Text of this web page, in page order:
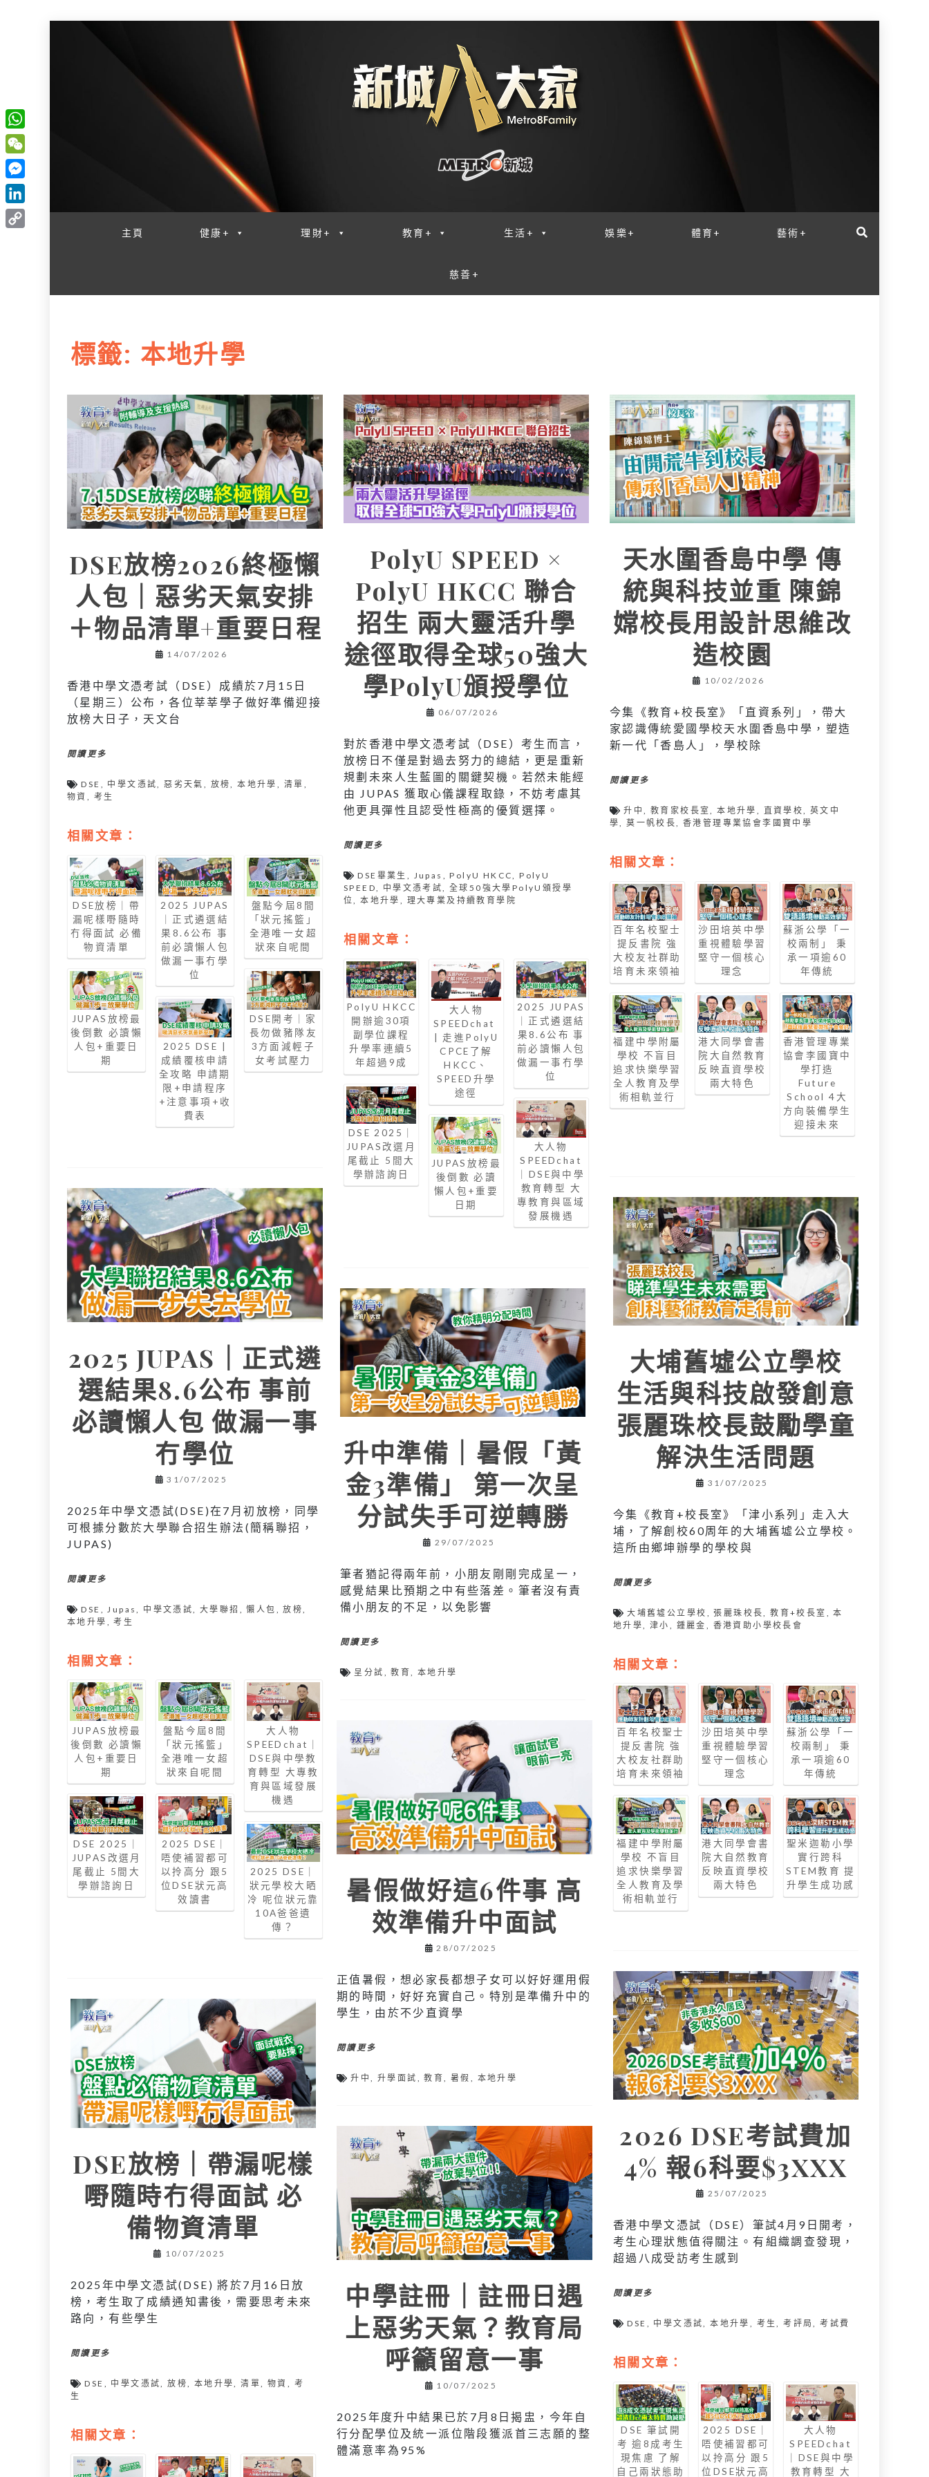
主頁 健康+ 理財+ 教育+ 生活+ 娛樂+ 體育+ 藝術+
慈善+
標籤: 本地升學
DSE放榜2026終極懶
人包｜惡劣天氣安排
＋物品清單+重要日程
14/07/2026
香港中學文憑考試（DSE）成績於7月15日
（星期三）公布，各位莘莘學子做好準備迎接
放榜大日子，天文台
閱讀更多
DSE , 中學文憑試,惡劣天氣 , 放榜,本地升學 , 清單 ,
物資 , 考生
相關文章：
DSE放榜｜帶
漏呢樣嘢隨時
冇得面試 必備
物資清單
JUPAS放榜最
後倒數 必讀懶
人包+重要日
期
2025 JUPAS
｜正式遴選結
果8.6公布 事
前必讀懶人包
做漏一事冇學
位
2025 DSE |
成績覆核申請
全攻略 申請期
限+申請程序
+注意事項+收
費表
盤點今屆8間
「狀元搖籃」
全港唯一女超
狀來自呢間
DSE開考｜家
長勿做豬隊友
3方面減輕子
女考試壓力
PolyU SPEED ×
PolyU HKCC 聯合
招生 兩大靈活升學
途徑取得全球50強大
學PolyU頒授學位
06/07/2026
對於香港中學文憑考試（DSE）考生而言，
放榜日不僅是對過去努力的總結，更是重新
規劃未來人生藍圖的關鍵契機。若然未能經
由 JUPAS 獲取心儀課程取錄，不妨考慮其
他更具彈性且認受性極高的優質選擇。
閱讀更多
DSE畢業生 , Jupas ,PolyU HKCC,PolyU
SPEED, 中學文憑考試, 全球50強大學PolyU頒授學
位,本地升學 , 理大專業及持續教育學院
相關文章：
PolyU HKCC
開辦逾30項
副學位課程
升學率連續5
年超過9成
DSE 2025｜
JUPAS改選月
尾截止 5間大
學辦諮詢日
大人物
SPEEDchat
| 走進PolyU
CPCE了解
HKCC、
SPEED升學
途徑
JUPAS放榜最
後倒數 必讀
懶人包+重要
日期
2025 JUPAS
｜正式遴選結
果8.6公布 事
前必讀懶人包
做漏一事冇學
位
大人物
SPEEDchat
｜DSE與中學
教育轉型 大
專教育與區域
發展機遇
天水圍香島中學 傳
統與科技並重 陳錦
嫦校長用設計思維改
造校園
10/02/2026
今集《教育+校長室》「直資系列」，帶大
家認識傳統愛國學校天水圍香島中學，塑造
新一代「香島人」，學校除
閱讀更多
升中, 教育家校長室,本地升學 , 直資學校, 英文中
學,莫一帆校長, 香港管理專業協會李國寶中學
相關文章：
百年名校聖士
提反書院 強
大校友社群助
培育未來領袖
福建中學附屬
學校 不盲目
追求快樂學習
全人教育及學
術相軌並行
沙田培英中學
重視體驗學習
堅守一個核心
理念
港大同學會書
院大自然教育
反映直資學校
兩大特色
蘇浙公學「一
校兩制」 秉
承一項逾60
年傳統
香港管理專業
協會李國寶中
學打造
Future
School 4大
方向裝備學生
迎接未來
2025 JUPAS｜正式遴
選結果8.6公布 事前
必讀懶人包 做漏一事
冇學位
31/07/2025
2025年中學文憑試(DSE)在7月初放榜，同學
可根據分數於大學聯合招生辦法(簡稱聯招，
JUPAS)
閱讀更多
DSE Jupas 中學文憑試 ,大學聯招 ,懶人包 ,放榜
本地升學
,考生
相關文章：
JUPAS放榜最
後倒數 必讀懶
人包+重要日
期
DSE 2025｜
JUPAS改選月
尾截止 5間大
學辦諮詢日
盤點今屆8間
「狀元搖籃」
全港唯一女超
狀來自呢間
2025 DSE｜
唔使補習都可
以拎高分 跟5
位DSE狀元高
效讀書
大人物
SPEEDchat｜
DSE與中學教
育轉型 大專教
育與區域發展
機遇
2025 DSE｜
狀元學校大晒
冷 呢位狀元靠
10A爸爸遺
傳？
大埔舊墟公立學校
生活與科技啟發創意
張麗珠校長鼓勵學童
解決生活問題
31/07/2025
今集《教育+校長室》「津小系列」走入大
埔，了解創校60周年的大埔舊墟公立學校。
這所由鄉坤辦學的學校與
閱讀更多
大埔舊墟公立學校 ,張麗珠校長 ,教育+校長室 ,本
地升學
津小 鍾麗金 香港資助小學校長會
相關文章：
百年名校聖士
提反書院 強
大校友社群助
培育未來領袖
福建中學附屬
學校 不盲目
追求快樂學習
全人教育及學
術相軌並行
沙田培英中學
重視體驗學習
堅守一個核心
理念
港大同學會書
院大自然教育
反映直資學校
兩大特色
蘇浙公學「一
校兩制」 秉
承一項逾60
年傳統
聖米迦勒小學
實行跨科
STEM教育 提
升學生成功感
升中準備｜暑假「黃
金3準備」 第一次呈
分試失手可逆轉勝
29/07/2025
筆者猶記得兩年前，小朋友剛剛完成呈一，
感覺結果比預期之中有些落差。筆者沒有責
備小朋友的不足，以免影響
閱讀更多
呈分試 ,教育 本地升學
暑假做好這6件事 高
效準備升中面試
28/07/2025
正值暑假，想必家長都想子女可以好好運用假
期的時間，好好充實自己。特別是準備升中的
學生，由於不少直資學
閱讀更多
升中 升學面試 ,教育 ,暑假 本地升學
2026 DSE考試費加
4% 報6科要$3XXX
25/07/2025
香港中學文憑試（DSE）筆試4月9日開考，
考生心理狀態值得關注。有組織調查發現，
超過八成受訪考生感到
閱讀更多
DSE , 中學文憑試,本地升學 , 考生,考評局,考試費
相關文章：
DSE 筆試開
考 逾8成考生
現焦慮 了解
自己兩狀態助
2025 DSE｜
唔使補習都可
以拎高分 跟5
位DSE狀元高
大人物
SPEEDchat
｜DSE與中學
教育轉型 大
DSE放榜｜帶漏呢樣
嘢隨時冇得面試 必
備物資清單
10/07/2025
2025年中學文憑試(DSE) 將於7月16日放
榜，考生取了成績通知書後，需要思考未來
路向，有些學生
閱讀更多
DSE 中學文憑試 ,放榜 本地升學 ,清單 物資
考
生
相關文章：
中學註冊｜註冊日遇
上惡劣天氣？教育局
呼籲留意一事
10/07/2025
2025年度升中結果已於7月8日揭盅，今年自
行分配學位及統一派位階段獲派首三志願的整
體滿意率為95%
W
h
a
t
s
W
e
C
h
M
e
s
L
i